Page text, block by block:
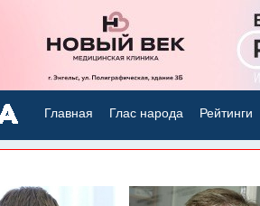
Главная Глас народа Рейтинги